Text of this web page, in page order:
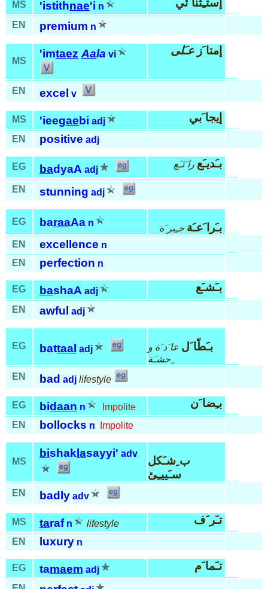
MS 'istithnae'i n إستـِثنا َئي
EN premium n
MS
'imtaez Aala vi إمتا َزعـَلى
EN excel v
MS 'ieegaebi adj إيجا َبي
EN positive adj
EG badyaA adj بـَديـَع را َئـَع
EN stunning adj
EG baraaAa n بـَرا َعـَة خـِبر َة
EN
excellence n
EN
perfection n
EG bashaA adj بـَشـَع
EN awful adj
EG battaal adj بـَطّا َل عا َد َة و
ِحشـَة
EN
bad adj lifestyle
EG bidaan n Impolite بـِضا َن
EN bollocks n Impolite
MS
bishak lasayyi' adv
ب ِشـَكل
سـَييـِئ
EN badly adv
MS taraf n lifestyle تـَر َف
EN luxury n
EG tamaem adj تـَما َم